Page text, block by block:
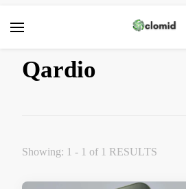
Qardio
Showing: 1 - 1 of 1 RESULTS